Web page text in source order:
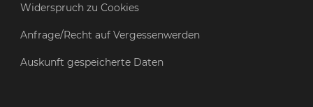
Widerspruch zu Cookies
Anfrage/Recht auf Vergessenwerden
Auskunft gespeicherte Daten